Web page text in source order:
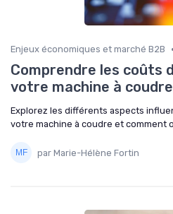
Enjeux économiques et marché B2B •
Comprendre les coûts
votre machine à coudre
Explorez les différents aspects
votre machine à coudre et comment
par Marie-Hélène Fortin